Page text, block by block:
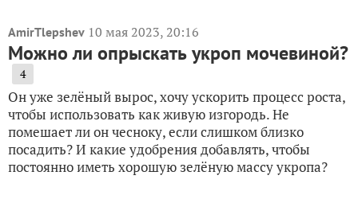
AmirTlepshev 10 мая 2023, 20:16
Можно ли опрыскать укроп мочевиной?
4
Он уже зелёный вырос, хочу ускорить процесс роста,
чтобы использовать как живую изгородь. Не
помешает ли он чесноку, если слишком близко
посадить? И какие удобрения добавлять, чтобы
постоянно иметь хорошую зелёную массу укропа?